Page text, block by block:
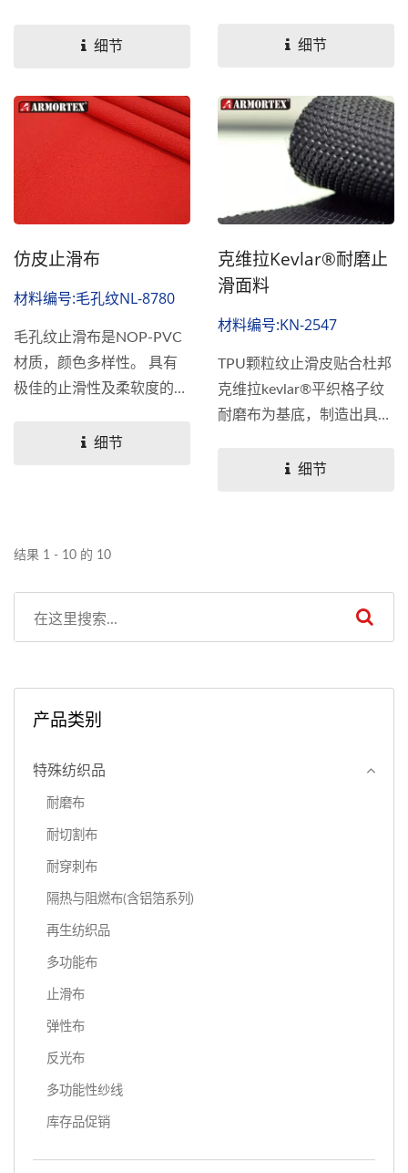
皮料。 TPE热塑性弹性体的
细节
细节
仿皮止滑布
材料编号:毛孔纹NL-8780
毛孔纹止滑布是NOP-PVC
材质，颜色多样性。 具有
极佳的止滑性及柔软度的止
细节
克维拉kevlar®耐磨止
滑面料
材料编号:KN-2547
TPU颗粒纹止滑皮贴合杜邦
克维拉kevlar®平织格子纹
耐磨布为基底，制造出具有
功能止滑面料。 可提供高
细节
结果 1 - 10 的 10
产品类别
特殊纺织品
耐磨布
耐切割布
耐穿刺布
隔热与阻燃布(含铝箔系列)
再生纺织品
多功能布
止滑布
弹性布
反光布
多功能性纱线
库存品促销